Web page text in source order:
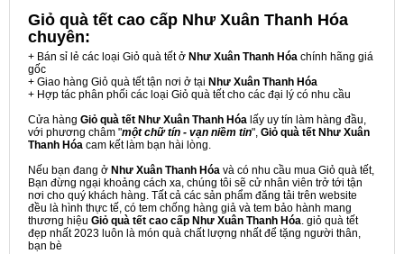
Giỏ quà tết cao cấp Như Xuân Thanh Hóa
chuyên:
+ Bán sỉ lẻ các loại Giỏ quà tết ở Như Xuân Thanh Hóa chính hãng giá
gốc
+ Giao hàng Giỏ quà tết tận nơi ở tại Như Xuân Thanh Hóa
+ Hợp tác phân phối các loại Giỏ quà tết cho các đại lý có nhu cầu
Cửa hàng Giỏ quà tết Như Xuân Thanh Hóa lấy uy tín làm hàng đầu,
với phương châm "một chữ tín - vạn niềm tin", Giỏ quà tết Như Xuân
Thanh Hóa cam kết làm bạn hài lòng.
Nếu bạn đang ở Như Xuân Thanh Hóa và có nhu cầu mua Giỏ quà tết,
Bạn đừng ngại khoảng cách xa, chúng tôi sẽ cử nhân viên trở tới tận
nơi cho quý khách hàng. Tất cả các sản phẩm đăng tải trên website
đều là hình thực tế, có tem chống hàng giả và tem bảo hành mang
thương hiệu Giỏ quà tết cao cấp Như Xuân Thanh Hóa. giỏ quà tết
đẹp nhất 2023 luôn là món quà chất lượng nhất để tặng người thân,
bạn bè